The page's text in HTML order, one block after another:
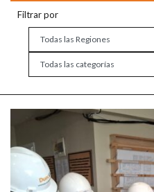
Filtrar por